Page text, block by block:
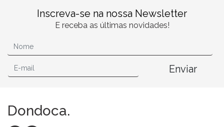
Inscreva-se na nossa Newsletter
E receba as últimas novidades!
Enviar
Dondoca.